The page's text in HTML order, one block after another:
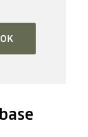
OK